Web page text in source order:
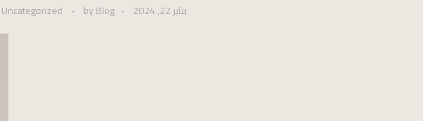
يناير 22, 2024 byBlog
Uncategorized